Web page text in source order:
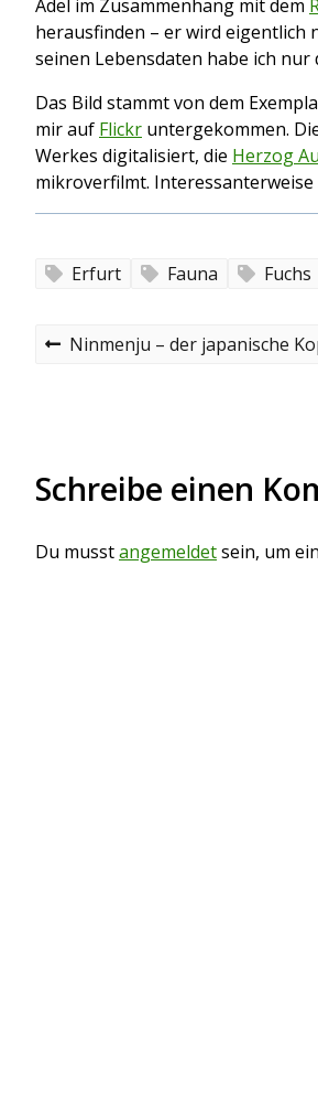
Adel im Zusammenhang mit dem
herausfinden – er wird eigentlich
seinen Lebensdaten habe ich
Das Bild stammt von dem
mir auf Flickr untergekommen.
Werkes digitalisiert, die Herzog
mikroverfilmt. Interessanterweise
Erfurt Fauna Fuchs
B
r
a
P
s
p
s
t
Ninmenju – der japanische
Schreibe einen
Du musstangemeldetsein, um